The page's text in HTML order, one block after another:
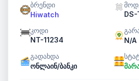
ბრენდი
Hiwatch
კოდი
NT-11234
N/A
გადახდა
ონლაინ/ბანკი